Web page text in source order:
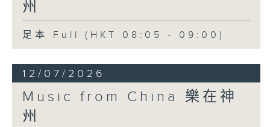
州
足本 Full (HKT 08:05 - 09:00)
12/07/2026
Music from China 樂在神
州